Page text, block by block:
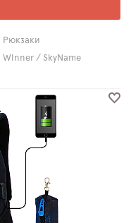
Рюкзаки
Winner / SkyName